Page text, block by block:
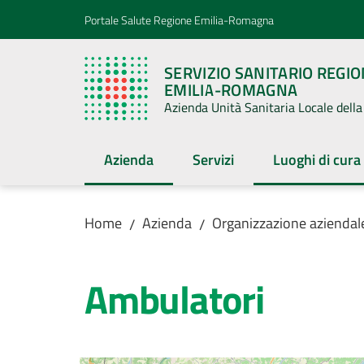
Vai al contenuto
Vai alla navigazionePortale Salute Regione Emilia-Romagna
SERVIZIO SANITARIO
EMILIA-ROMAGNA
Azienda Unità Sanitaria Locale
Azienda
Menu selezionatoServizi Luoghi di cura
Menu
Home / Azienda / Organizzazione
Ambulatori